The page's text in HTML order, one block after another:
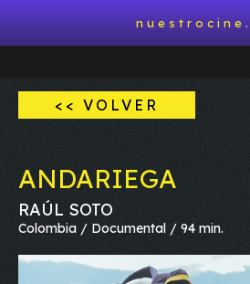
<< VOLVER
ANDARIEGA
RAÚL SOTO
Colombia / Documental / 94 min.